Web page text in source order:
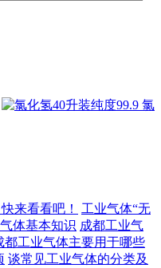
氯
来看看吧！
工业气体“无
体基本知识 成都工业气
都工业气体主要用于哪些
谈常见工业气体的分类及